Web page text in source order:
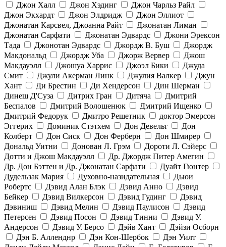
Джон Халл
Джон Хэдинг
Джон Чарльз Райл
Джон Экхардт
Джон Элдридж
Джон Эллиот
Джонатан Карсвел, Джоанна Райт
Джонатан Лиман
Джонатан Сарфати
Джонатан Эдвардс
Джони Эрексон
Тада
Джонотан Эдвардс Джордж В. Буш
Джордж
Макдональд
Джордж Уба Джорж Вервер
Джош
Макдауэлл
Джошуа Харрис Джоэл Бики
Джуда
Смит
Джули Акерман Линк Джулия Валкер
Джун
Хант
Ди Брестин Ди Хендерсон
Дин Шерман
Динеш Д'Суза
Дитрих Гран Дитяча
Дмитрий
Беспалов
Дмитрий Волошенюк
Дмитрий Ищенко
Дмитрий Федорук
Дмитро Решетник
доктор Эмерсон
Эггерих
Доминик Стэтхем Дон Девельт
Дон
Колберт
Дон Сиск Дон Ферберн
Дон Шмирер
Дональд Уитни
Донован Л. Грэм
Дороти Л. Сэйерс
Дотти и Джош Макдауэлл
Др. Джордж Питер Амегин
Др. Дон Бэттен и Др. Джонатан Сарфати
Дуайт Гюнтер
Дудельзак Мария
Духовно-назидательная
Дьюи
Робертс
Дэвид Алан Блэк Дэвид Анно
Дэвид
Бейкер
Дэвид Вилкерсон Дэвид Гудинг
Дэвид
Дэвиниш
Дэвид Мелин Дэвид Паулисон
Дэвид
Петерсен
Дэвид Посон Дэвид Тинни
Дэвид У.
Андерсон
Дэвид У. Берсо Дэйв Хант
Дэйзи Осборн
Дэн Б. Алленднр
Дэн Кон-Шербок
Дэн Уилт